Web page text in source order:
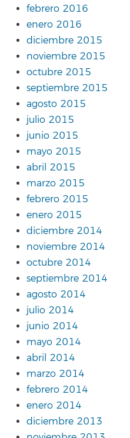
febrero 2016
enero 2016
diciembre 2015
noviembre 2015
octubre 2015
septiembre 2015
agosto 2015
julio 2015
junio 2015
mayo 2015
abril 2015
marzo 2015
febrero 2015
enero 2015
diciembre 2014
noviembre 2014
octubre 2014
septiembre 2014
agosto 2014
julio 2014
junio 2014
mayo 2014
abril 2014
marzo 2014
febrero 2014
enero 2014
diciembre 2013